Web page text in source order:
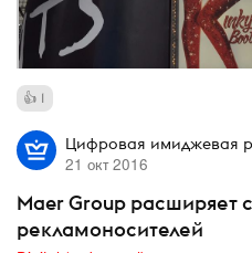
1
Цифровая имиджевая
21 окт 2016
Maer Group расширяет
рекламоносителей